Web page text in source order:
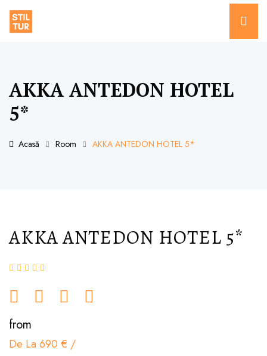
AKKA ANTEDON HOTEL
5*
Acasă Room AKKA ANTEDON HOTEL 5*
AKKA ANTEDON HOTEL 5*
from
De La 690 € /